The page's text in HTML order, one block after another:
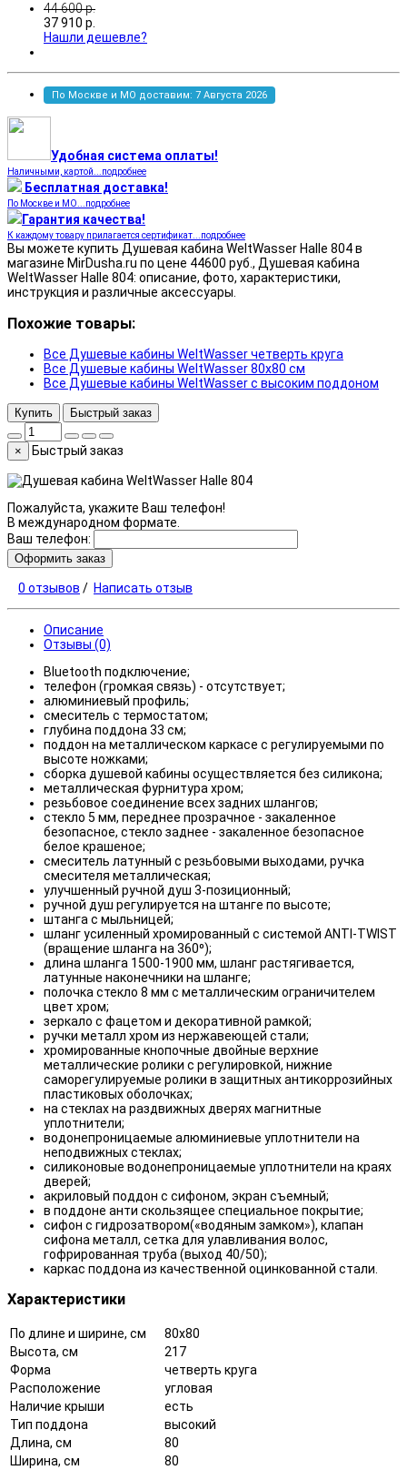
44 600р.
37 910 р.
Нашли дешевле?
По Москве и МО доставим: 7 Августа 2026
Удобная система оплаты!
Наличными, картой...подробнее
Бесплатная доставка!
По Москве и МО...подробнее
Гарантия качества!
К каждому товару прилагается сертификат...подробнее
Вы можете купить Душевая кабина WeltWasser Halle 804 в
магазине MirDusha.ru по цене 44600 руб., Душевая кабина
WeltWasser Halle 804: описание, фото, характеристики,
инструкция и различные аксессуары.
Похожие товары:
Все Душевые кабины WeltWasser четверть круга
Все Душевые кабины WeltWasser 80x80 см
Все Душевые кабины WeltWasser с высоким поддоном
Купить Быстрый заказ
× Быстрый заказ
Пожалуйста, укажите Ваш телефон!
В международном формате.
Ваш телефон:
Оформить заказ
0 отзывов / Написать отзыв
Описание
Отзывы (0)
Bluetooth подключение;
телефон (громкая связь) - отсутствует;
алюминиевый профиль;
смеситель с термостатом;
глубина поддона 33 см;
поддон на металлическом каркасе с регулируемыми по
высоте ножками;
сборка душевой кабины осуществляется без силикона;
металлическая фурнитура хром;
резьбовое соединение всех задних шлангов;
стекло 5 мм, переднее прозрачное - закаленное
безопасное, стекло заднее - закаленное безопасное
белое крашеное;
смеситель латунный с резьбовыми выходами, ручка
смесителя металлическая;
улучшенный ручной душ 3-позиционный;
ручной душ регулируется на штанге по высоте;
штанга с мыльницей;
шланг усиленный хромированный с системой ANTI-TWIST
(вращение шланга на 360⁰);
длина шланга 1500-1900 мм, шланг растягивается,
латунные наконечники на шланге;
полочка стекло 8 мм с металлическим ограничителем
цвет хром;
зеркало с фацетом и декоративной рамкой;
ручки металл хром из нержавеющей стали;
хромированные кнопочные двойные верхние
металлические ролики с регулировкой, нижние
саморегулируемые ролики в защитных антикоррозийных
пластиковых оболочках;
на стеклах на раздвижных дверях магнитные
уплотнители;
водонепроницаемые алюминиевые уплотнители на
неподвижных стеклах;
силиконовые водонепроницаемые уплотнители на краях
дверей;
акриловый поддон с сифоном, экран съемный;
в поддоне анти скользящее специальное покрытие;
сифон с гидрозатвором(«водяным замком»), клапан
сифона металл, сетка для улавливания волос,
гофрированная труба (выход 40/50);
каркас поддона из качественной оцинкованной стали.
Характеристики
По длине и ширине, см
80x80
Высота, см
217
Форма
четверть круга
Расположение
угловая
Наличие крыши
есть
Тип поддона
высокий
Длина, см
80
Ширина, см
80